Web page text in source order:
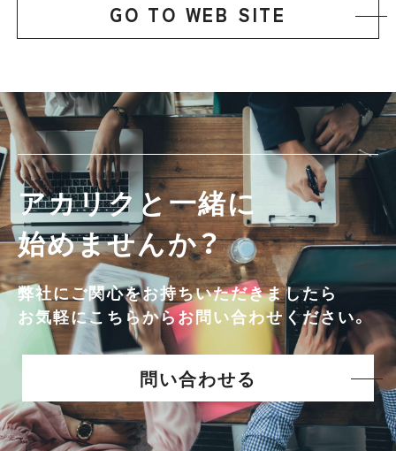
GO TO WEB SITE
アカリクと一緒に
始めませんか？
弊社にご関心をお持ちいただきましたら
お気軽にこちらからお問い合わせください。
問い合わせる